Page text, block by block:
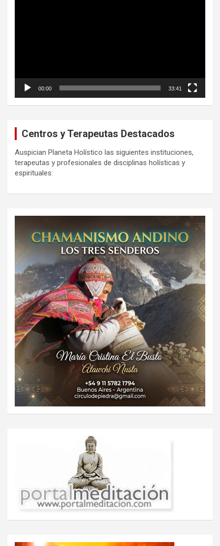
00:00 33:41
Centros y Terapeutas Destacados
Auspician Planeta Holístico las siguientes instituciones,
terapeutas y profesionales de disciplinas holísticas y
espirituales: